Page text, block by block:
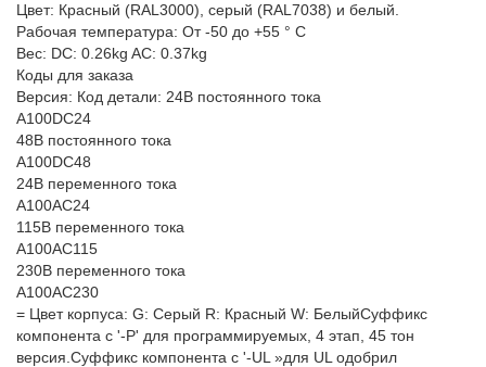
Цвет: Красный (RAL3000), серый (RAL7038) и белый.
Рабочая температура: От -50 до +55 ° C
Вес: DC: 0.26kg AC: 0.37kg
Коды для заказа
Версия: Код детали: 24В постоянного тока
A100DC24
48В постоянного тока
A100DC48
24В переменного тока
A100AC24
115В переменного тока
A100AC115
230В переменного тока
A100AC230
= Цвет корпуса: G: Серый R: Красный W: БелыйСуффикс
компонента с '-P' для программируемых, 4 этап, 45 тон
версия.Суффикс компонента с '-UL »для UL одобрил